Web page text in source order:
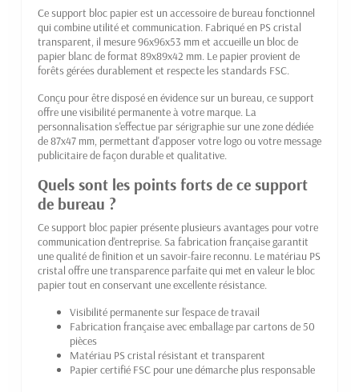
Ce support bloc papier est un accessoire de bureau fonctionnel
qui combine utilité et communication. Fabriqué en PS cristal
transparent, il mesure 96x96x53 mm et accueille un bloc de
papier blanc de format 89x89x42 mm. Le papier provient de
forêts gérées durablement et respecte les standards FSC.
Conçu pour être disposé en évidence sur un bureau, ce support
offre une visibilité permanente à votre marque. La
personnalisation s'effectue par sérigraphie sur une zone dédiée
de 87x47 mm, permettant d'apposer votre logo ou votre message
publicitaire de façon durable et qualitative.
Quels sont les points forts de ce support
de bureau ?
Ce support bloc papier présente plusieurs avantages pour votre
communication d'entreprise. Sa fabrication française garantit
une qualité de finition et un savoir-faire reconnu. Le matériau PS
cristal offre une transparence parfaite qui met en valeur le bloc
papier tout en conservant une excellente résistance.
Visibilité permanente sur l'espace de travail
Fabrication française avec emballage par cartons de 50
pièces
Matériau PS cristal résistant et transparent
Papier certifié FSC pour une démarche plus responsable